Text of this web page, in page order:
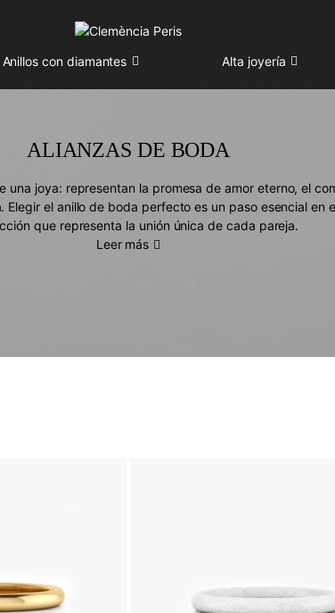
Anillos con diamantes Alta joyería
ALIANZAS DE BODA
una joya: representan la promesa de amor eterno, el
el anillo de boda perfecto es un paso esencial en
que representa la unión única de cada pareja.
Leer más
, pensadas para quienes
o más minimalistas, en Clemencia Peris
el
toda la vida. Consulta nuestraguía de tallas